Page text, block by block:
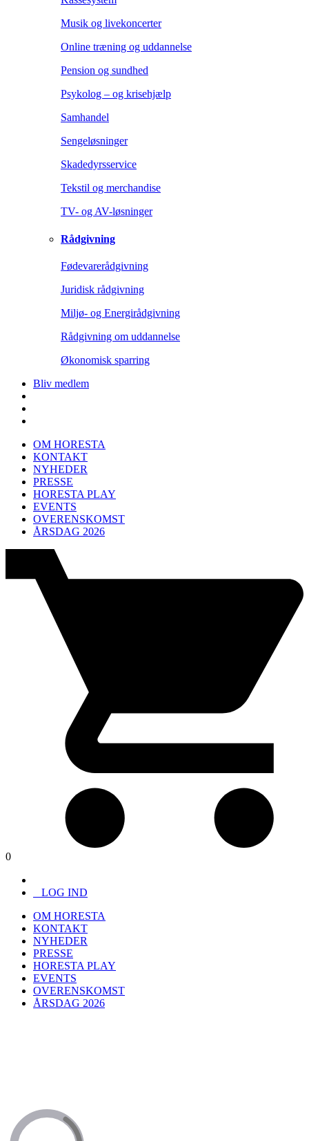
Musik og livekoncerter
Online træning og uddannelse
Pension og sundhed
Psykolog – og krisehjælp
Samhandel
Sengeløsninger
Skadedyrsservice
Tekstil og merchandise
TV- og AV-løsninger
Rådgivning
Fødevarerådgivning
Juridisk rådgivning
Miljø- og Energirådgivning
Rådgivning om uddannelse
Økonomisk sparring
Bliv medlem
OM HORESTA
KONTAKT
NYHEDER
PRESSE
HORESTA PLAY
EVENTS
OVERENSKOMST
ÅRSDAG 2026
0
LOG IND
OM HORESTA
KONTAKT
NYHEDER
PRESSE
HORESTA PLAY
EVENTS
OVERENSKOMST
ÅRSDAG 2026